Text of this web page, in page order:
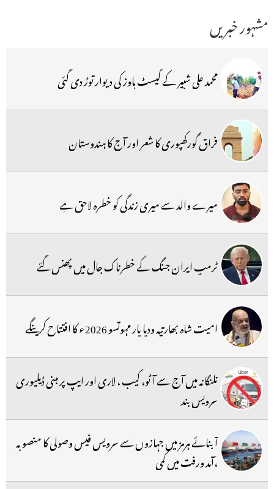
مشہور خبریں
محمد علی شبیر کے گیسٹ ہاوز کی دیوار توڑ دی گئی
فراق گورکھپوری کا شعر اور آج کا ہندوستان
میرے والد سے میری زندگی کو خطرہ لاحق ہے
ٹرمپ ایران جنگ کے خطرناک جال میں پھنس گئے
امیت شاہ بھارتیہ ودیا پار مہوتسو 2026ء کا افتتاح کرینگے
تلنگانہ میں آج سے آٹو، کیب ، لاری اور ایپ پر مبنی ڈیلیوری
سرویس بند
آبنائے ہرمز میں جہازوں سے سرویس فیس وصولی کا منصوبہ
،آمد ورفت میں کمی